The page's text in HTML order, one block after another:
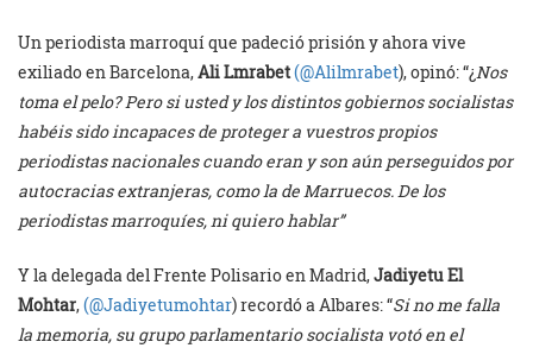
Un periodista marroquí que padeció prisión y ahora vive
exiliado en Barcelona,Ali Lmrabet(@Alilmrabet), opinó: “¿ Nos
toma el pelo? Pero si usted y los distintos gobiernos socialistas
habéis sido incapaces de proteger a vuestros propios
periodistas nacionales cuando eran y son aún perseguidos por
autocracias extranjeras, como la de Marruecos. De los
periodistas marroquíes, ni quiero hablar”
Y la delegada del Frente Polisario en Madrid,Jadiyetu El
Mohtar,(@Jadiyetumohtar) recordó a Albares: “Si no me falla
la memoria, su grupo parlamentario socialista votó en el